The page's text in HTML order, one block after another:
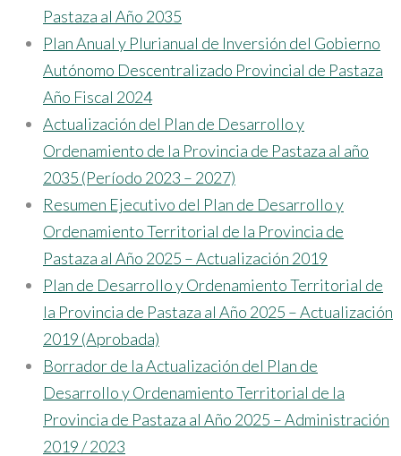
Pastaza al Año 2035
Plan Anual y Plurianual de Inversión del Gobierno
Autónomo Descentralizado Provincial de Pastaza
Año Fiscal 2024
Actualización del Plan de Desarrollo y
Ordenamiento de la Provincia de Pastaza al año
2035 (Período 2023 – 2027)
Resumen Ejecutivo del Plan de Desarrollo y
Ordenamiento Territorial de la Provincia de
Pastaza al Año 2025 – Actualización 2019
Plan de Desarrollo y Ordenamiento Territorial de
la Provincia de Pastaza al Año 2025 – Actualización
2019 (Aprobada)
Borrador de la Actualización del Plan de
Desarrollo y Ordenamiento Territorial de la
Provincia de Pastaza al Año 2025 – Administración
2019 / 2023